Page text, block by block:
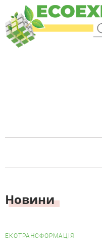
Новини
ЕКОТРАНСФОРМАЦІЯ